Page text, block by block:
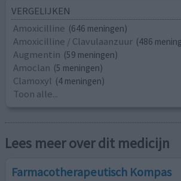
VERGELIJKEN
Amoxicilline (646 meningen)
Amoxicilline / Clavulaanzuur (486
Augmentin (59 meningen)
Amoclan (5 meningen)
Clamoxyl (4 meningen)
Toon alle...
Lees meer over dit medicijn
Farmacotherapeutisch Kompas